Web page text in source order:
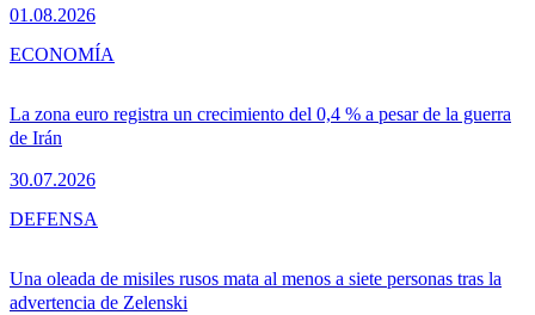
01.08.2026
La zona euro registra un crecimiento del 0,4 % a pesar de la guerra
de Irán
30.07.2026
ECONOMÍA
Una oleada de misiles rusos mata al menos a siete personas tras la
advertencia de Zelenski
DEFENSA